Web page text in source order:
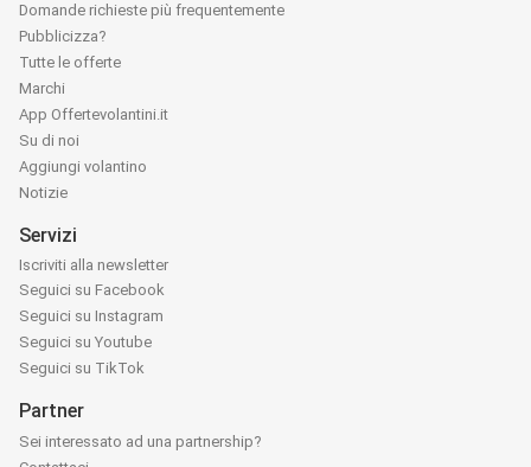
Domande richieste più frequentemente
Pubblicizza?
Tutte le offerte
Marchi
App Offertevolantini.it
Su di noi
Aggiungi volantino
Notizie
Servizi
Iscriviti alla newsletter
Seguici su Facebook
Seguici su Instagram
Seguici su Youtube
Seguici su TikTok
Partner
Sei interessato ad una partnership?